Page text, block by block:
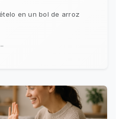
en un bol de arroz